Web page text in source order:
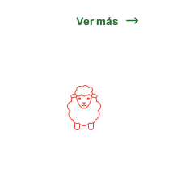
Ver más